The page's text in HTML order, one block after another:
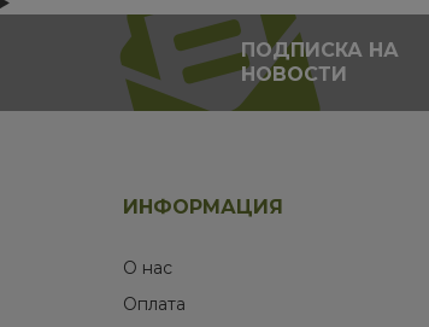
ПОДПИСКА НА
НОВОСТИ
ИНФОРМАЦИЯ
О нас
Оплата